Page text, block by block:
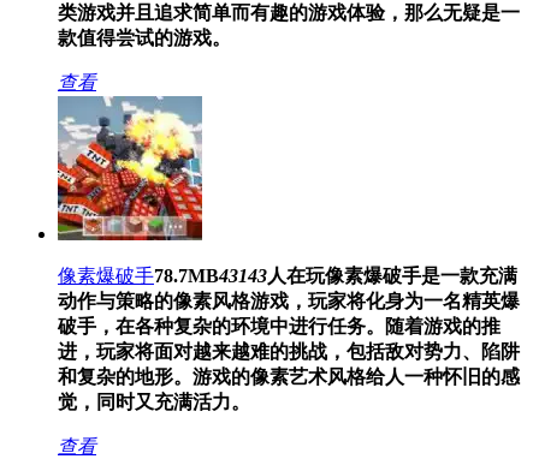
类游戏并且追求简单而有趣的游戏体验，那么无疑是一
款值得尝试的游戏。
查看
像素爆破手78.7MB43143人在玩像素爆破手是一款充满
动作与策略的像素风格游戏，玩家将化身为一名精英爆
破手，在各种复杂的环境中进行任务。随着游戏的推
进，玩家将面对越来越难的挑战，包括敌对势力、陷阱
和复杂的地形。游戏的像素艺术风格给人一种怀旧的感
觉，同时又充满活力。
查看